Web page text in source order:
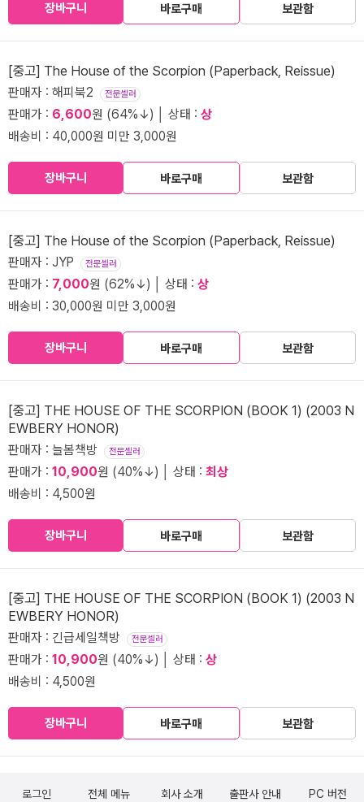
장바구니 바로구매 보관함
[중고] The House of the Scorpion (Paperback, Reissue)
판매자 : 해피북2 전문셀러
판매가 : 6,600원 (64%↓) │ 상태 : 상
배송비 : 40,000원 미만 3,000원
장바구니 바로구매 보관함
[중고] The House of the Scorpion (Paperback, Reissue)
판매자 : JYP 전문셀러
판매가 : 7,000원 (62%↓) │ 상태 : 상
배송비 : 30,000원 미만 3,000원
장바구니 바로구매 보관함
[중고] THE HOUSE OF THE SCORPION (BOOK 1) (2003 N
EWBERY HONOR)
판매자 : 늘봄책방 전문셀러
판매가 : 10,900원 (40%↓) │ 상태 : 최상
배송비 : 4,500원
장바구니 바로구매 보관함
[중고] THE HOUSE OF THE SCORPION (BOOK 1) (2003 N
EWBERY HONOR)
판매자 : 긴급세일책방 전문셀러
판매가 : 10,900원 (40%↓) │ 상태 : 상
배송비 : 4,500원
장바구니 바로구매 보관함
로그인 전체 메뉴 회사 소개 출판사 안내 PC 버전